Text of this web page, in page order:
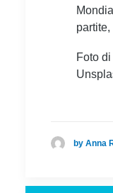
Foto
by Anna